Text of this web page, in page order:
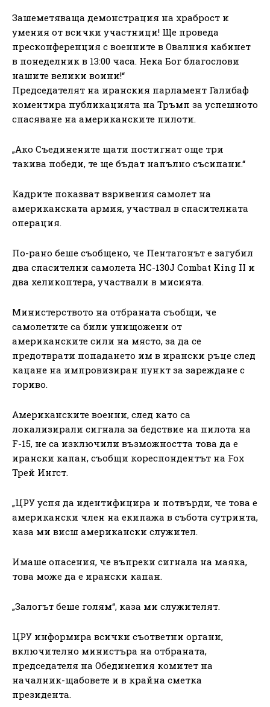
Зашеметяваща демонстрация на храброст и
умения от всички участници! Ще проведа
пресконференция с военните в Овалния кабинет
в понеделник в 13:00 часа. Нека Бог благослови
нашите велики воини!“
Председателят на иранския парламент Галибаф
коментира публикацията на Тръмп за успешното
спасяване на американските пилоти.
„Ако Съединените щати постигнат още три
такива победи, те ще бъдат напълно съсипани.“
Кадрите показват взривения самолет на
американската армия, участвал в спасителната
операция.
По-рано беше съобщено, че Пентагонът е загубил
два спасителни самолета HC-130J Combat King II и
два хеликоптера, участвали в мисията.
Министерството на отбраната съобщи, че
самолетите са били унищожени от
американските сили на място, за да се
предотврати попадането им в ирански ръце след
кацане на импровизиран пункт за зареждане с
гориво.
Американските военни, след като са
локализирали сигнала за бедствие на пилота на
F-15, не са изключили възможността това да е
ирански капан, съобщи кореспондентът на Fox
Трей Ингст.
„ЦРУ успя да идентифицира и потвърди, че това е
американски член на екипажа в събота сутринта,
каза ми висш американски служител.
Имаше опасения, че въпреки сигнала на маяка,
това може да е ирански капан.
„Залогът беше голям“, каза ми служителят.
ЦРУ информира всички съответни органи,
включително министъра на отбраната,
председателя на Обединения комитет на
началник-щабовете и в крайна сметка
президента.